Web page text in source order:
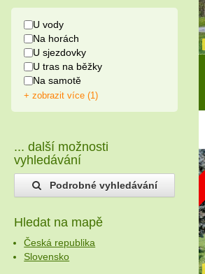
U vody
Na horách
U sjezdovky
U tras na běžky
Na samotě
+ zobrazit více (1)
... další možnosti
vyhledávání
Podrobné vyhledávání
Hledat na mapě
Česká republika
Slovensko